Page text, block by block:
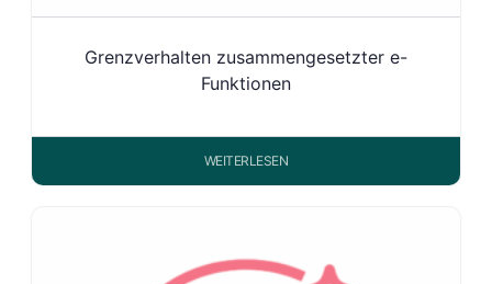
Grenzverhalten zusammengesetzter e-
Funktionen
WEITERLESEN